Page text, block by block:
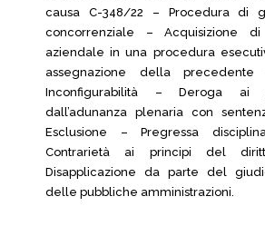
causa C-348/22 – Procedura di
concorrenziale – Acquisizione
aziendale in una procedura
assegnazione della precedente
Inconfigurabilità – Deroga ai
dall’adunanza plenaria con
Esclusione – Pregressa
Contrarietà ai principi del
Disapplicazione da parte del
delle pubbliche amministrazioni.